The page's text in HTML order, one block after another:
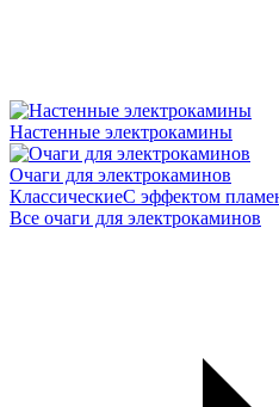
Настенные электрокамины
Очаги для электрокаминов
КлассическиеС эффектом
Все очаги для электрокаминов